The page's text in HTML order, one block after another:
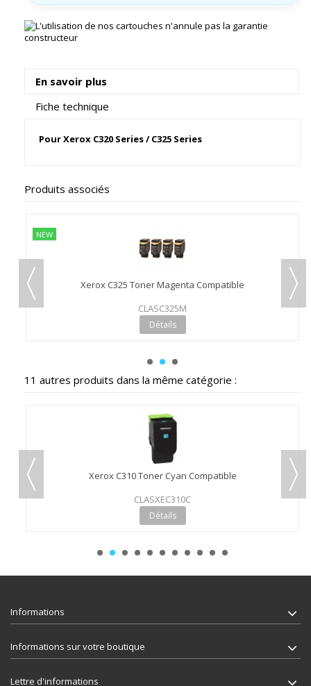
En savoir plus
Fiche technique
Pour Xerox C320 Series / C325 Series
Produits associés
NEW
Xerox C325 Toner Magenta Compatible
CLASC325M
Détails
11 autres produits dans la même catégorie :
Xerox C310 Toner Cyan Compatible
CLASXEC310C
Détails
Informations
Informations sur votre boutique
Lettre d'informations